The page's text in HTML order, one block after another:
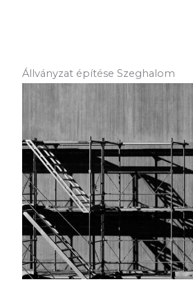
Állványzat építése Szeghalom